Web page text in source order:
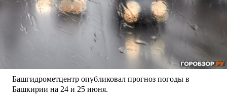
Башгидрометцентр опубликовал прогноз погоды в
Башкирии на 24 и 25 июня.